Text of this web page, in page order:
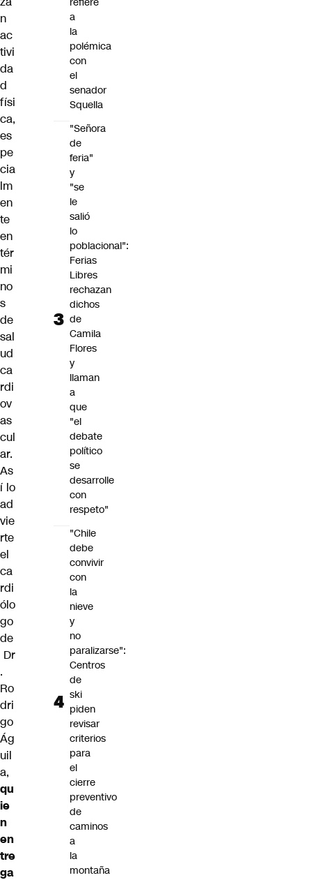
n
ac
tivi
da
d
físi
ca,
es
pe
cia
lm
en
te
en
tér
mi
no
s
de
sal
ud
ca
rdi
ov
as
cul
ar.
As
í lo
ad
vie
rte
el
ca
rdi
ólo
go
de
Dr
.
Ro
dri
go
Ág
uil
a,
qu
ie
n
en
tre
ga
a
la
polémica
con
el
senador
Squella
"Señora
de
feria"
y
"se
le
salió
lo
poblacional":
Ferias
Libres
rechazan
dichos
de
Camila
Flores
y
llaman
a
que
"el
debate
político
se
desarrolle
con
respeto"
"Chile
debe
convivir
con
la
nieve
y
no
paralizarse":
Centros
de
ski
piden
revisar
criterios
para
el
cierre
preventivo
de
caminos
a
la
montaña